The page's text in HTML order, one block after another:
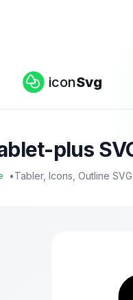
iconSvg
plus
•Tabler, Icons, Outline